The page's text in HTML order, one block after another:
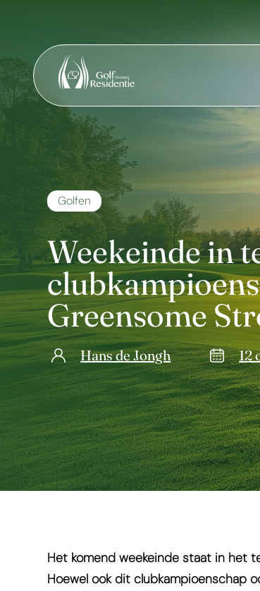
Golfen
Weekeinde in
Greensome
Hans de Jongh 12
Het komend weekeinde staat in het
Hoewel ook dit clubkampioenschap